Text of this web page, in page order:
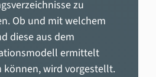
zu
Ob und mit welchem
diese aus dem
ermittelt
können, wird vorgestellt.